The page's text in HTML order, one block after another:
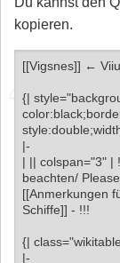
kopieren.